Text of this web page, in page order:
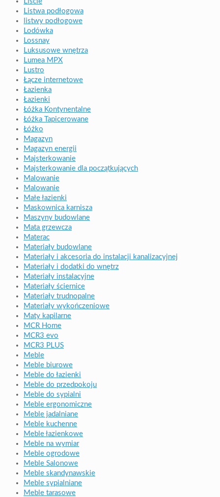
Listwa podłogowa
listwy podłogowe
Lodówka
Lossnay
Luksusowe wnętrza
Lumea MPX
Lustro
Łącze internetowe
Łazienka
Łazienki
Łóżka Kontynentalne
Łóżka Tapicerowane
Łóżko
Magazyn
Magazyn energii
Majsterkowanie
Majsterkowanie dla początkujących
Malowanie
Malowanie
Małe łazienki
Maskownica karnisza
Maszyny budowlane
Mata grzewcza
Materac
Materiały budowlane
Materiały i akcesoria do instalacji kanalizacyjnej
Materiały i dodatki do wnętrz
Materiały instalacyjne
Materiały ściernice
Materiały trudnopalne
Materiały wykończeniowe
Maty kapilarne
MCR Home
MCR3 evo
MCR3 PLUS
Meble
Meble biurowe
Meble do łazienki
Meble do przedpokoju
Meble do sypialni
Meble ergonomiczne
Meble jadalniane
Meble kuchenne
Meble łazienkowe
Meble na wymiar
Meble ogrodowe
Meble Salonowe
Meble skandynawskie
Meble sypialniane
Meble tarasowe